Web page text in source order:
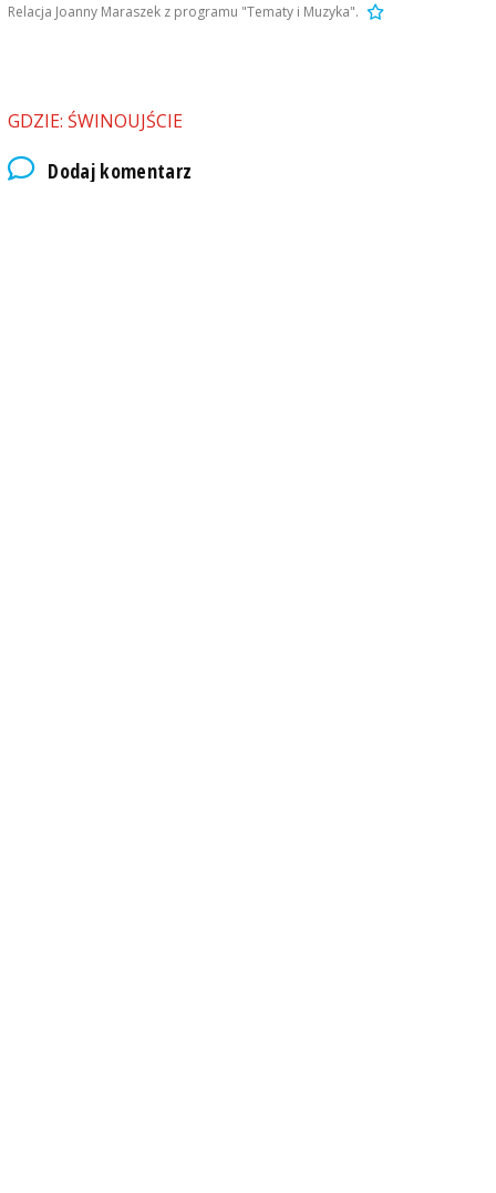
Relacja Joanny Maraszek z programu "Tematy i Muzyka".
GDZIE: ŚWINOUJŚCIE
Dodaj komentarz